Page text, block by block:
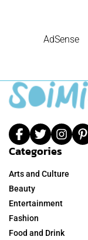
AdSense
Categories
Arts and Culture
Beauty
Entertainment
Fashion
Food and Drink